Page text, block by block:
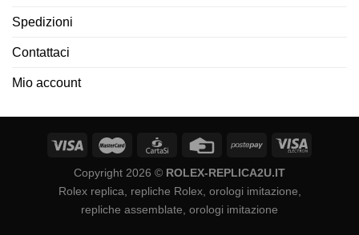
Spedizioni
Contattaci
Mio account
Copyright 2026 © ROLEX-REPLICA2U.IT
Rolex replica, repliche Rolex, orologi imitazione,
repliche assemblate, orologi imitazione